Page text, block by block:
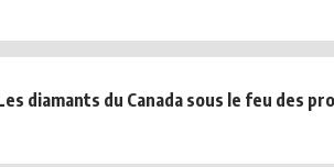
diamants du Canada sous le feu des